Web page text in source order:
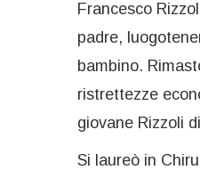
Francesco
padre,
bambino.
ristrettezze
giovane Rizzoli
Si laureò in